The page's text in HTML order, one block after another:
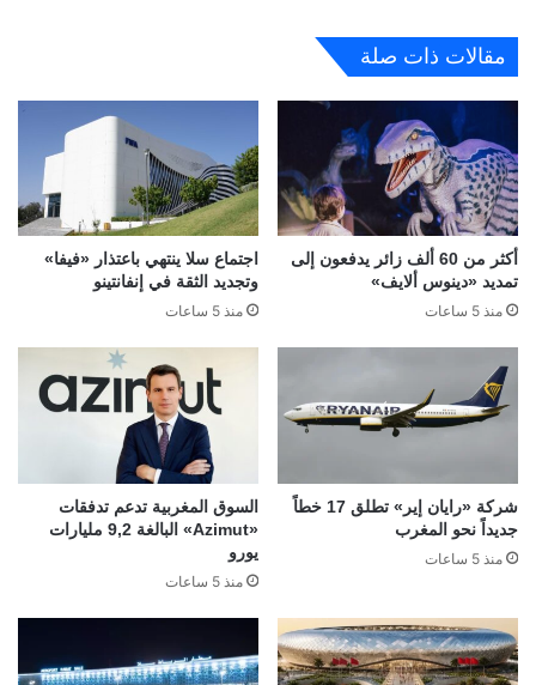
مقالات ذات صلة
أكثر من 60 ألف زائر يدفعون إلى
تمديد «دينوس ألايف»
منذ 5 ساعات
اجتماع سلا ينتهي باعتذار «فيفا»
وتجديد الثقة في إنفانتينو
منذ 5 ساعات
شركة «رايان إير» تطلق 17 خطاً
جديداً نحو المغرب
منذ 5 ساعات
السوق المغربية تدعم تدفقات
«Azimut» البالغة 9,2 مليارات
يورو
منذ 5 ساعات